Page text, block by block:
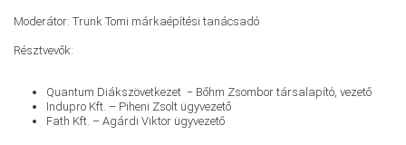
Moderátor: Trunk Tomi márkaépítési tanácsadó
Résztvevők:
Quantum Diákszövetkezet − Bőhm Zsombor társalapító, vezető
Indupro Kft. – Piheni Zsolt ügyvezető
Fath Kft. – Agárdi Viktor ügyvezető